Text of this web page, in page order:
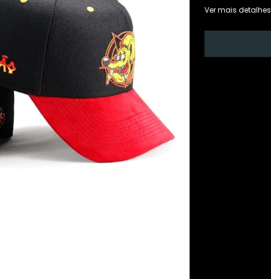
Ver mais detalhes